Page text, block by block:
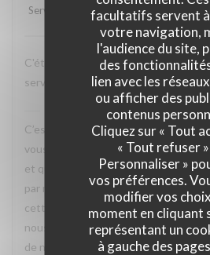
facultatifs servent
votre navigation,
l'audience du site,
des
lien avec les
ou afficher des
contenus
Cliquez sur « Tout
« Tout refuser »
Personnaliser »
vos préférences.
modifier vos
moment en cliquant
représentant un
à gauche des
Service Ambiance: 5 : 5
C'était très bien passé et mes amis
services attentionnés et les plats
La Closerie des Lilas a
C’est un plaisir de lire votre retour.
vous ayez passé un agréable moment
et que vos amis aient également
par notre équipe ainsi que la qualité
cette expérience a contribué à la
nous fait très plaisir. Nous serons
de nouveau à La Closerie des Lilas ✨